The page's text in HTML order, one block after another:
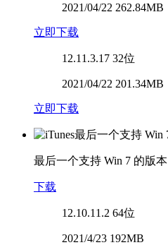
2021/04/22 262.84MB
立即下载
12.11.3.17 32位
2021/04/22 201.34MB
立即下载
最后一个支持 Win 7 的版本
下载
12.10.11.2 64位
2021/4/23 192MB